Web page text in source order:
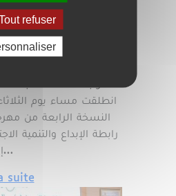
مهرجان "إثري"
الرابعة احتفاءً
النسخة الرابعة من
رابطة الإبداع والتنمية
إلى…
suite
refuser